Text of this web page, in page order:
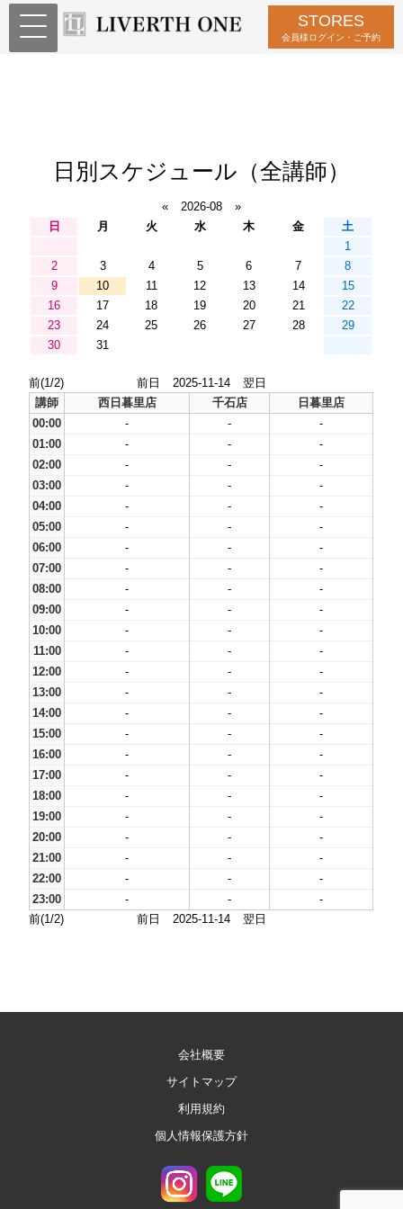
STORES
会員様ログイン・ご予約
日別スケジュール（全講師）
« 2026-08
»
日
月 火 水 木 金
土
1
2
3 4 5 6 7
8
9
10 11 12 13 14
15
16
17 18 19 20 21
22
23
24 25 26 27 28
29
30
31
前(1/2) 前日 2025-11-14
翌日
講師
西日暮里店 千石店
日暮里店
00:00
- -
-
01:00
- -
-
02:00
- -
-
03:00
- -
-
04:00
- -
-
05:00
- -
-
06:00
- -
-
07:00
- -
-
08:00
- -
-
09:00
- -
-
10:00
- -
-
11:00
- -
-
12:00
- -
-
13:00
- -
-
14:00
- -
-
15:00
- -
-
16:00
- -
-
17:00
- -
-
18:00
- -
-
19:00
- -
-
20:00
- -
-
21:00
- -
-
22:00
- -
-
23:00
- -
-
前(1/2)
前日 2025-11-14 翌日
会社概要
サイトマップ
利用規約
個人情報保護方針